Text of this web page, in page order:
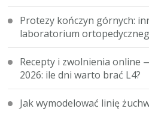
Protezy kończyn górnych:
laboratorium
Recepty i zwolnienia online
2026: ile dni warto brać L4?
Jak wymodelować linię